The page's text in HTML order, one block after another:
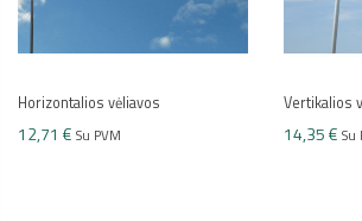
Horizontalios vėliavos
12,71 € Su PVM
Vertikalios
14,35 € Su